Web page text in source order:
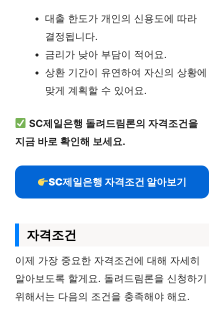
대출 한도가 개인의 신용도에 따라
결정됩니다.
금리가 낮아 부담이 적어요.
상환 기간이 유연하여 자신의 상황에
맞게 계획할 수 있어요.
SC제일은행 돌려드림론의 자격조건을
지금 바로 확인해 보세요.
SC제일은행 자격조건 알아보기
자격조건
이제 가장 중요한 자격조건에 대해 자세히
알아보도록 할게요. 돌려드림론을 신청하기
위해서는 다음의 조건을 충족해야 해요.